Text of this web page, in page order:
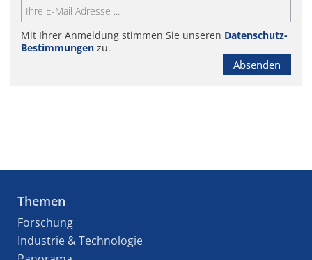
Mit Ihrer Anmeldung stimmen Sie unseren Datenschutz-
Bestimmungen zu.
Absenden
Themen
Forschung
Industrie & Technologie